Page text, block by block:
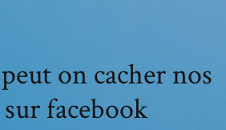
on cacher nos
facebook